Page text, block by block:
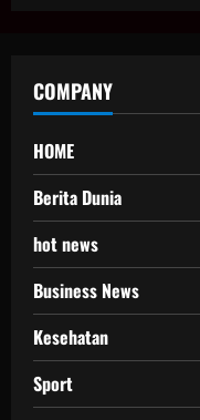
COMPANY
HOME
Berita Dunia
hot news
Business News
Kesehatan
Sport